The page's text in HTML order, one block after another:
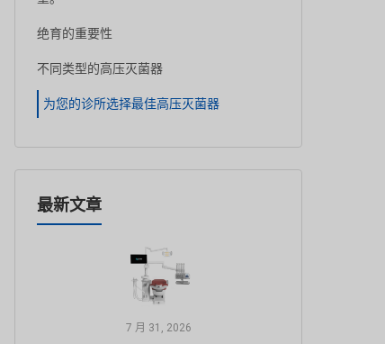
绝育的重要性
不同类型的高压灭菌器
为您的诊所选择最佳高压灭菌器
最新文章
7 月 31, 2026